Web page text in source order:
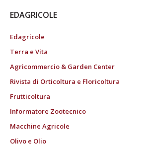
EDAGRICOLE
Edagricole
Terra e Vita
Agricommercio & Garden Center
Rivista di Orticoltura e Floricoltura
Frutticoltura
Informatore Zootecnico
Macchine Agricole
Olivo e Olio